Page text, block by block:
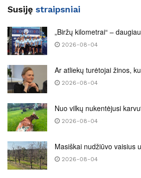
Susiję straipsniai
„Biržų kilometrai“ –
2026-08-04
Ar atliekų turėtojai žinos,
2026-08-04
Nuo vilkų nukentėjusi
2026-08-04
Masiškai nudžiūvo vaisius
2026-08-04